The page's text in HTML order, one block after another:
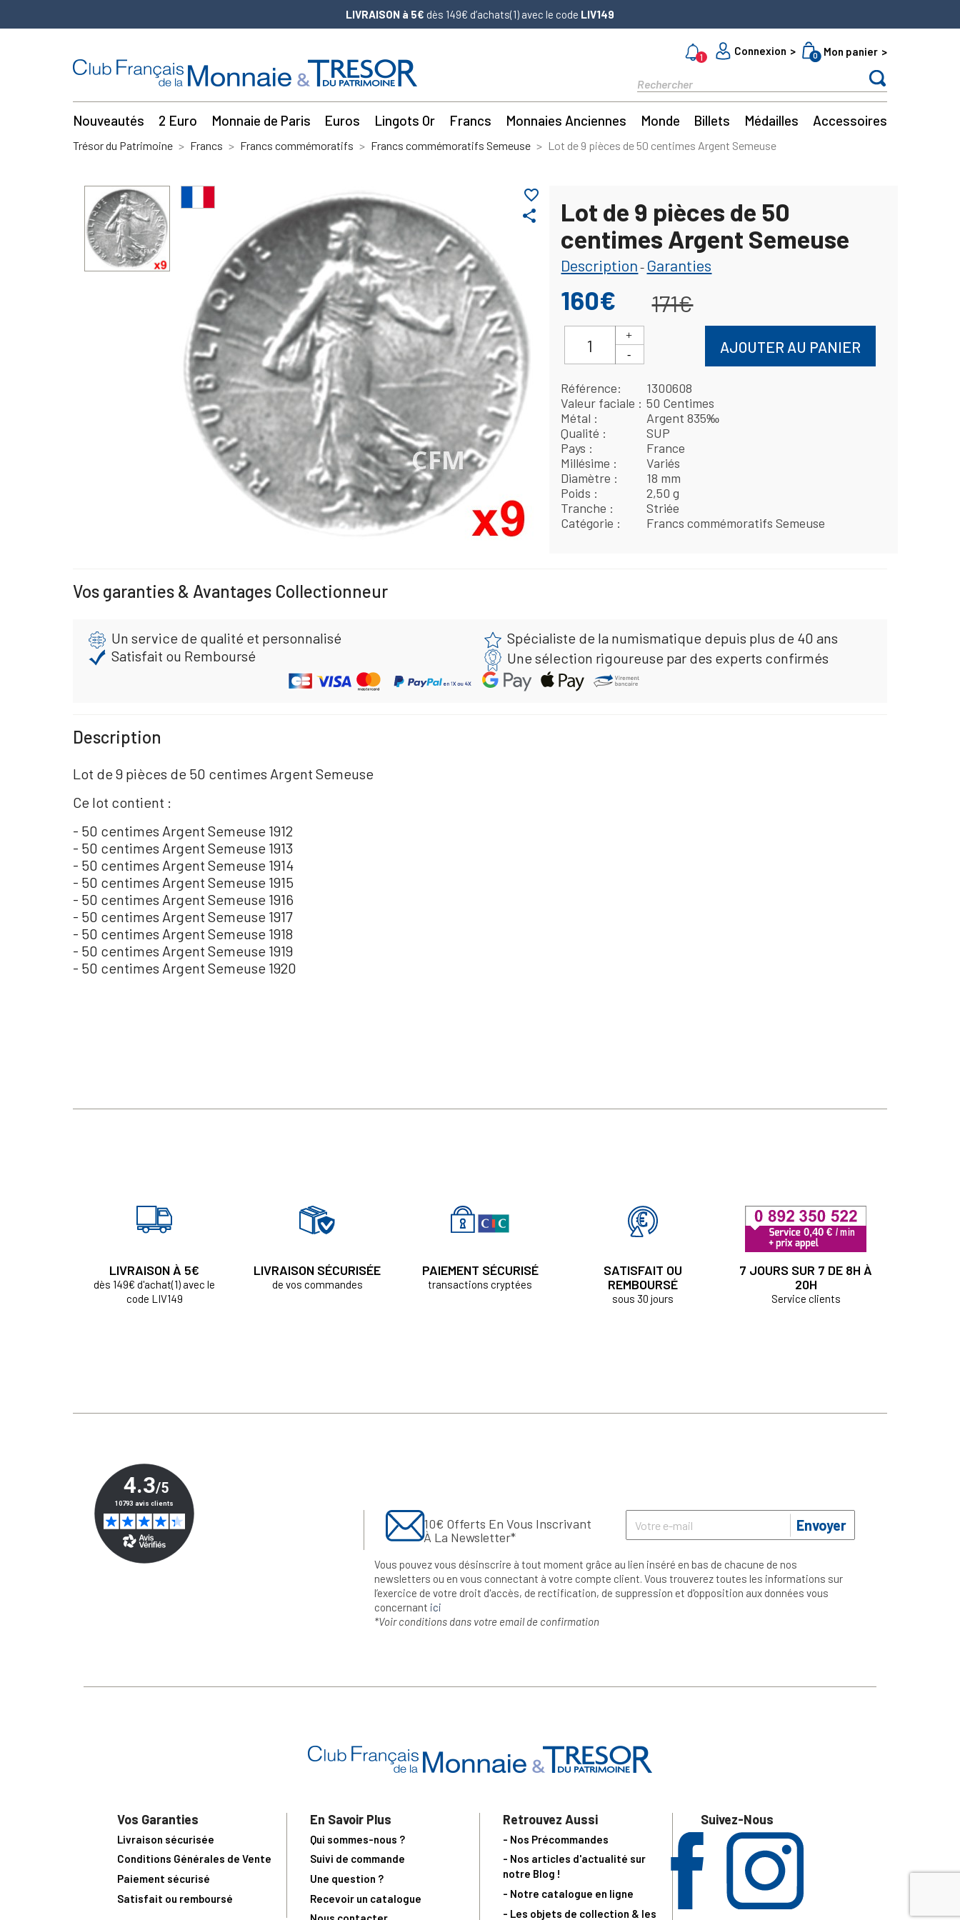
LIVRAISON à 5€ dès 149€ d’achats(1) avec le code LIV149
1
Connexion 0 Mon panier
Nouveautés 2 Euro Monnaie de Paris Euros Lingots Or Francs Monnaies Anciennes Monde Billets Médailles Accessoires
Trésor du Patrimoine Francs Francs commémoratifs Francs commémoratifs Semeuse Lot de 9 pièces de 50 centimes Argent Semeuse
share
favorite_border
Lot de 9 pièces de 50
centimes Argent Semeuse
Description - Garanties
160€ 171€
AJOUTER AU PANIER
Référence
1300608
Valeur faciale
50 Centimes
Métal
Argent 835‰
Qualité
SUP
Pays
France
Millésime
Variés
Diamètre
18 mm
Poids
2,50 g
Tranche
Striée
Catégorie
Francs commémoratifs Semeuse
Vos garanties & Avantages Collectionneur
Un service de qualité et personnalisé
Spécialiste de la numismatique depuis plus de 40 ans
Satisfait ou Remboursé
Une sélection rigoureuse par des experts confirmés
Description
Lot de 9 pièces de 50 centimes Argent Semeuse
Ce lot contient :
- 50 centimes Argent Semeuse 1912
- 50 centimes Argent Semeuse 1913
- 50 centimes Argent Semeuse 1914
- 50 centimes Argent Semeuse 1915
- 50 centimes Argent Semeuse 1916
- 50 centimes Argent Semeuse 1917
- 50 centimes Argent Semeuse 1918
- 50 centimes Argent Semeuse 1919
- 50 centimes Argent Semeuse 1920
LIVRAISON À 5€
dès 149€ d'achat(1) avec le
code LIV149
LIVRAISON SÉCURISÉE
de vos commandes
PAIEMENT SÉCURISÉ
transactions cryptées
SATISFAIT OU
REMBOURSÉ
sous 30 jours
7 JOURS SUR 7 DE 8H À
20H
Service clients
10€ Offerts En Vous Inscrivant
À La Newsletter*
Envoyer
Vous pouvez vous désinscrire à tout moment grâce au lien inséré en bas de chacune de nos
newsletters ou en vous connectant à votre compte client. Vous trouverez toutes les informations sur
l’exercice de votre droit d'accès, de rectification, de suppression et d'opposition aux données vous
concernant ici
*Voir conditions dans votre email de confirmation
Vos Garanties
Livraison sécurisée
Conditions Générales de Vente
Paiement sécurisé
Satisfait ou remboursé
En Savoir Plus
Qui sommes-nous ?
Suivi de commande
Une question ?
Recevoir un catalogue
Retrouvez Aussi
- Nos Précommandes
- Nos articles d'actualité sur
notre Blog !
- Notre catalogue en ligne
- Les objets de collection & les
Suivez-Nous